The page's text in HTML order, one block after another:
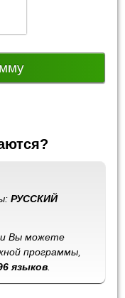
РУССКИЙ
Вы можете
программы,
языков.